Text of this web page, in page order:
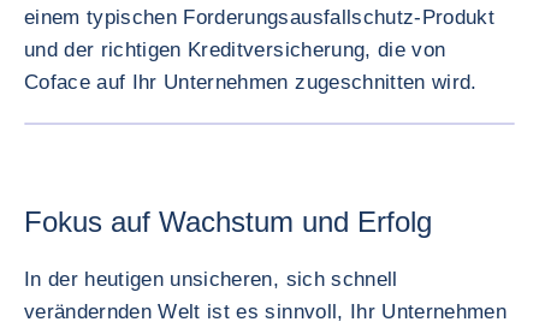
einem typischen Forderungsausfallschutz-Produkt
und der richtigen Kreditversicherung, die von
Coface auf Ihr Unternehmen zugeschnitten wird.
Fokus auf Wachstum und Erfolg
In der heutigen unsicheren, sich schnell
verändernden Welt ist es sinnvoll, Ihr Unternehmen